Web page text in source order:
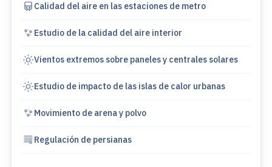
Calidad del aire en las estaciones de metro
Estudio de la calidad del aire interior
Vientos extremos sobre paneles y centrales solares
Estudio de impacto de las islas de calor urbanas
Movimiento de arena y polvo
Regulación de persianas